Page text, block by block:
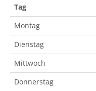
Tag
Montag
Dienstag
Mittwoch
Donnerstag